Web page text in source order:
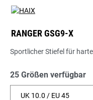
RANGER GSG9-X
Sportlicher Stiefel für
25 Größen verfügbar
UK 10.0 / EU 45